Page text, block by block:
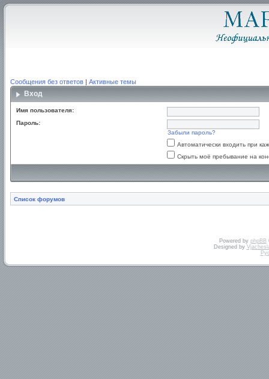
Сообщения без ответов | Активные темы
Вход
Имя пользователя:
Пароль:
Забыли пароль?
Автоматически входить при
Скрыть моё пребывание на
Список форумов
Powered by phpBB
Designed by